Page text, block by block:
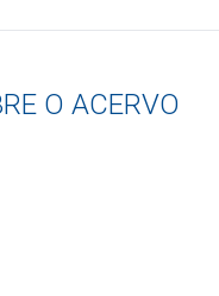
O ACERVO